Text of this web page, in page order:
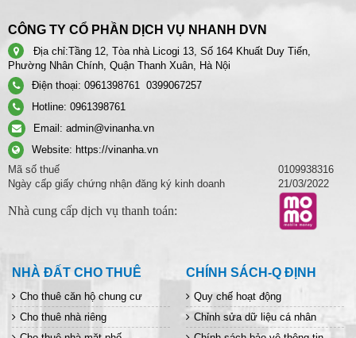
CÔNG TY CỔ PHẦN DỊCH VỤ NHANH DVN
Địa chỉ:Tầng 12, Tòa nhà Licogi 13, Số 164 Khuất Duy Tiến,
Phường Nhân Chính, Quận Thanh Xuân, Hà Nội
Điện thoại: 0961398761
0399067257
Hotline: 0961398761
Email: admin@vinanha.vn
Website: https://vinanha.vn
Mã số thuế
0109938316
Ngày cấp giấy chứng nhận đăng ký kinh doanh
21/03/2022
Nhà cung cấp dịch vụ thanh toán:
NHÀ ĐẤT CHO THUÊ
Cho thuê căn hộ chung cư
Cho thuê nhà riêng
CHÍNH SÁCH-Q ĐỊNH
Quy chế hoạt động
Chỉnh sửa dữ liệu cá nhân